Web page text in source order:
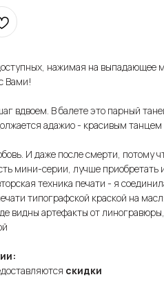
нажимая на выпадающее
Вами!
вдвоем. В балете это парный
адажио - красивым
И даже после смерти, потому
мини-серии, лучше приобретать
техника печати - я
типографской краской на
видны артефакты от
скидки